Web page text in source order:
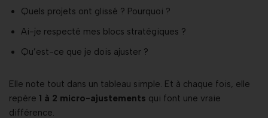
Quels projets ont glissé ? Pourquoi ?
Ai-je respecté mes blocs stratégiques ?
Qu’est-ce que je dois ajuster ?
Elle note tout dans un tableau simple. Et à chaque fois, elle
repère 1 à 2 micro-ajustements qui font une vraie
différence.